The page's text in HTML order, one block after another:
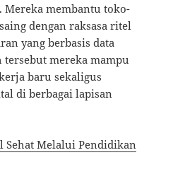
Mereka membantu toko-
dengan raksasa ritel
yang berbasis data
mereka mampu
baru sekaligus
di berbagai lapisan
Sehat Melalui Pendidikan